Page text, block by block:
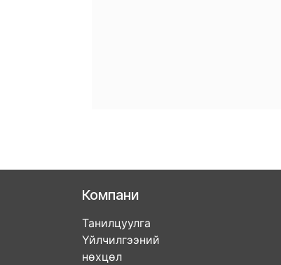
Компани
Танилцуулга
Үйлчилгээний
нөхцөл